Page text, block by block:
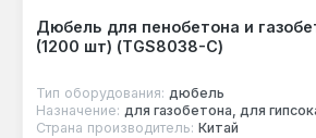
Дюбель для пенобетона и
(1200 шт) (TGS8038-C)
Тип оборудования: дюбель
Назначение: для газобетона, для
Страна производитель: Китай